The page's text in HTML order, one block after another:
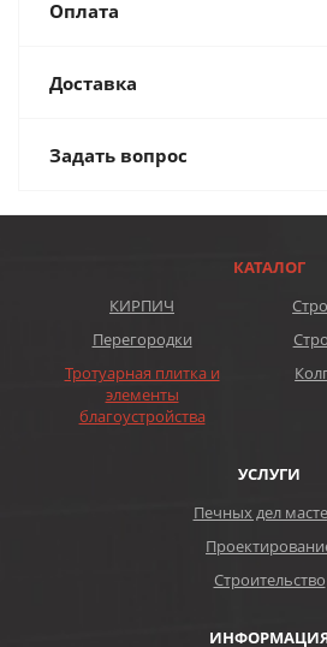
Оплата
Доставка
Задать вопрос
КАТАЛОГ
КИРПИЧ
Перегородки
Тротуарная плитка и
элементы
благоустройства
УСЛУГИ
Печных дел
Строительство